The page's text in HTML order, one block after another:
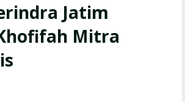
Jatim
Mitra